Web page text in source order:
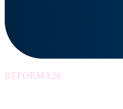
REFORMA26